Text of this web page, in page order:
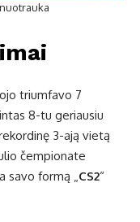
triumfavo 7
8-tu geriausiu
3-ają vietą
čempionate
savo formą „CS2“